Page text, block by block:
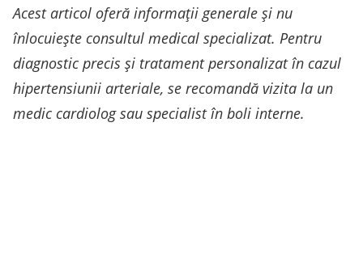
Acest articol oferă informaţii generale şi nu
înlocuiește consultul medical specializat. Pentru
diagnostic precis şi tratament personalizat în cazul
hipertensiunii arteriale, se recomandă vizita la un
medic cardiolog sau specialist în boli interne.